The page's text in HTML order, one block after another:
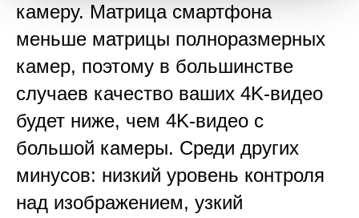
камеру. Матрица смартфона
меньше матрицы полноразмерных
камер, поэтому в большинстве
случаев качество ваших 4K-видео
будет ниже, чем 4K-видео с
большой камеры. Среди других
минусов: низкий уровень контроля
над изображением, узкий